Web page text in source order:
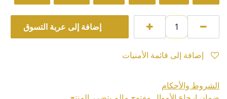
إضافة إلى عربة التسوق
الشروط والأحكام